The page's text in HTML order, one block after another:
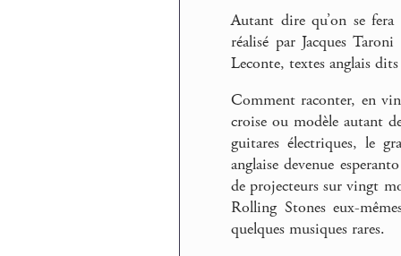
Autant dire qu’on se
réalisé par Jacques
Leconte, textes anglais
Comment raconter, en
croise ou modèle autant
guitares électriques, le
anglaise devenue
de projecteurs sur vingt
Rolling Stones eux-
quelques musiques rares.